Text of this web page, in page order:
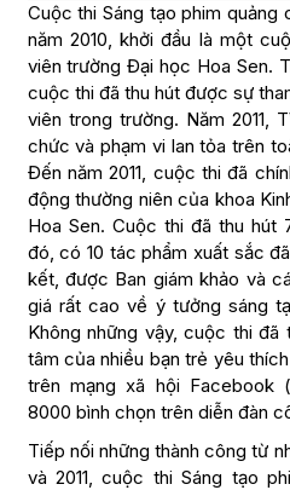
Cuộc thi Sáng tạo phim quảng
năm 2010, khởi đầu là một
viên trường Đại học Hoa Sen.
cuộc thi đã thu hút được sự
viên trong trường. Năm 2011,
chức và phạm vi lan tỏa trên
Đến năm 2011, cuộc thi đã
động thường niên của khoa
Hoa Sen. Cuộc thi đã thu
đó, có 10 tác phẩm xuất sắc
kết, được Ban giám khảo và
giá rất cao về ý tưởng sáng
Không những vậy, cuộc thi đã
tâm của nhiều bạn trẻ yêu
trên mạng xã hội Facebook
8000 bình chọn trên diễn đàn
Tiếp nối những thành công từ
và 2011, cuộc thi Sáng tạo